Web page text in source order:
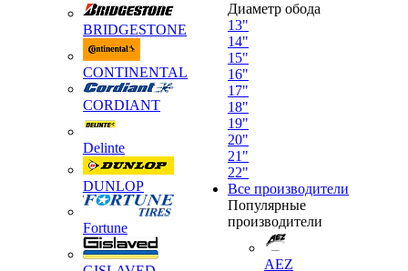
BRIDGESTONE
CONTINENTAL
CORDIANT
Delinte
DUNLOP
Fortune
Диаметр обода
13"
14"
15"
16"
17"
18"
19"
20"
21"
22"
Все производители
Популярные
производители
AEZ